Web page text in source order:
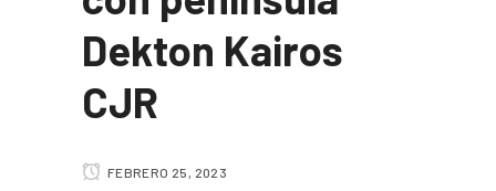
Dekton Kairos
CJR
FEBRERO 25, 2023